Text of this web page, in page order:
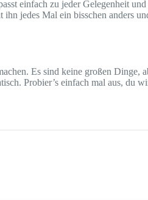
einfach zu jeder Gelegenheit
jedes Mal ein bisschen anders
Es sind keine großen Dinge,
Probier’s einfach mal aus, du